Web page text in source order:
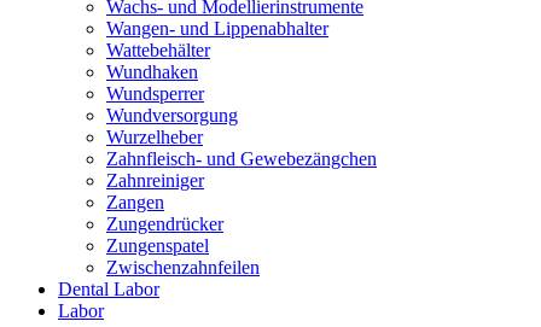
Wachs- und Modellierinstrumente
Wangen- und Lippenabhalter
Wattebehälter
Wundhaken
Wundsperrer
Wundversorgung
Wurzelheber
Zahnfleisch- und Gewebezängchen
Zahnreiniger
Zangen
Zungendrücker
Zungenspatel
Zwischenzahnfeilen
Dental Labor
Labor